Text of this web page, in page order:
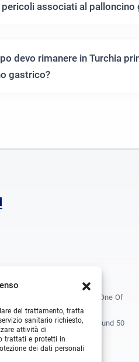
del trattamento, tratta
sanitario richiesto,
attività di
trattati e protetti in
dei dati personali
pericoli associati al palloncino
devo rimanere in Turchia
gastrico?
Established In 1988, And Is One Of
In Istanbul And Turkey.
In Istanbul, With Around 50
Well Trained Medical
Rapidly Day By Day.